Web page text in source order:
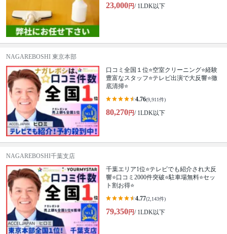
23,000円/ 1LDK以下
NAGAREBOSHI 東京本部
口コミ全国１位⭐空室クリーニング⭐経験
豊富なスタッフ⭐テレビ出演で大反響⭐徹
底清掃⭐
4.76(9,911件)
80,270円/ 1LDK以下
NAGAREBOSHI千葉支店
千葉エリア1位⭐テレビでも紹介され大反
響⭐️口コミ2000件突破⭐️駐車場無料⭐セッ
ト割お得⭐
4.77(2,143件)
79,350円/ 1LDK以下